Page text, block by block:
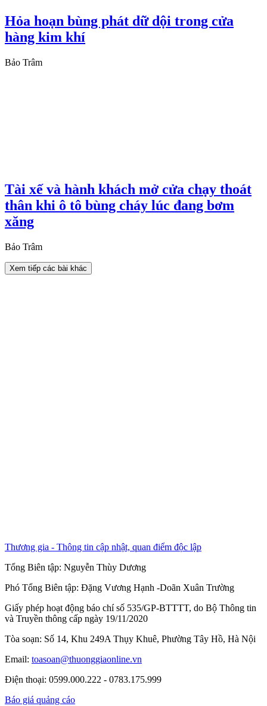
Hỏa hoạn bùng phát dữ dội trong cửa
hàng kim khí
Bảo Trâm
Tài xế và hành khách mở cửa chạy thoát
thân khi ô tô bùng cháy lúc đang bơm
xăng
Bảo Trâm
Xem tiếp các bài khác
Thương gia - Thông tin cập nhật, quan điểm độc lập
Tổng Biên tập: Nguyễn Thùy Dương
Phó Tổng Biên tập: Đặng Vương Hạnh -Doãn Xuân Trường
Giấy phép hoạt động báo chí số 535/GP-BTTTT, do Bộ Thông tin
và Truyền thông cấp ngày 19/11/2020
Tòa soạn: Số 14, Khu 249A Thụy Khuê, Phường Tây Hồ, Hà Nội
Email: toasoan@thuonggiaonline.vn
Điện thoại: 0599.000.222 - 0783.175.999
Báo giá quảng cáo